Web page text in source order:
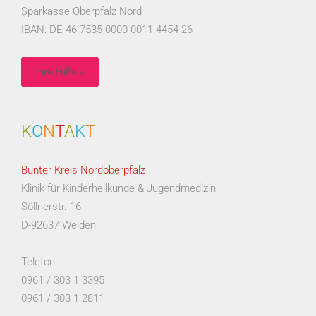
Sparkasse Oberpfalz Nord
IBAN: DE 46 7535 0000 0011 4454 26
Ihre Hilfe »
KONTAKT
Bunter Kreis Nordoberpfalz
Klinik für Kinderheilkunde & Jugendmedizin
Söllnerstr. 16
D-92637 Weiden
Telefon:
0961 / 303 1 3395
0961 / 303 1 2811